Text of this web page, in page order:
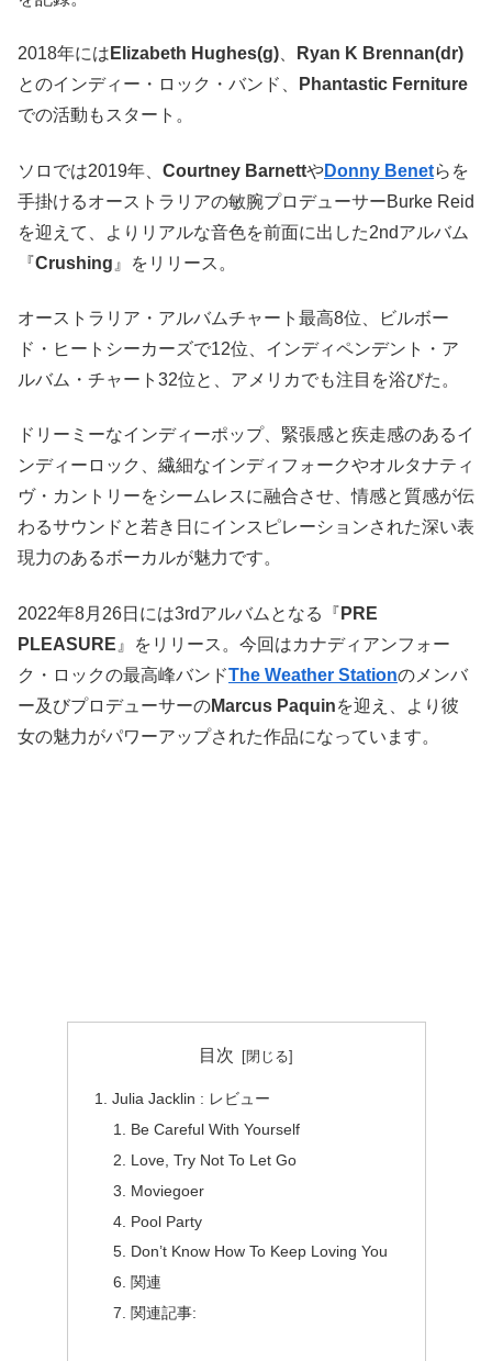
2018年には Elizabeth Hughes(g)
Ryan K Brennan(dr)
とのインディー・ロック・バンド、
Phantastic Ferniture
での活動もスタート。
ソロでは2019年、 Courtney BarnettやDonny Benetらを
手掛けるオーストラリアの敏腕プロデューサーBurke Reid
を迎えて、よりリアルな音色を前面に出した2ndアルバム
『Crushing 』をリリース。
オーストラリア・アルバムチャート最高8位、ビルボー
ド・ヒートシーカーズで12位、インディペンデント・ア
ルバム・チャート32位と、アメリカでも注目を浴びた。
ドリーミーなインディーポップ、緊張感と疾走感のあるイ
ンディーロック、繊細なインディフォークやオルタナティ
ヴ・カントリーをシームレスに融合させ、情感と質感が伝
わるサウンドと若き日にインスピレーションされた深い表
現力のあるボーカルが魅力です。
2022年8月26日には3rdアルバムとなる『 PRE
PLEASURE 』をリリース。今回はカナディアンフォー
ク・ロックの最高峰バンドThe Weather Stationのメンバ
ー及びプロデューサーのMarcus Paquinを迎え、より彼
女の魅力がパワーアップされた作品になっています。
目次
Julia Jacklin : レビュー
Be Careful With Yourself
Love, Try Not To Let Go
Moviegoer
Pool Party
Don’t Know How To Keep Loving You
関連
関連記事: